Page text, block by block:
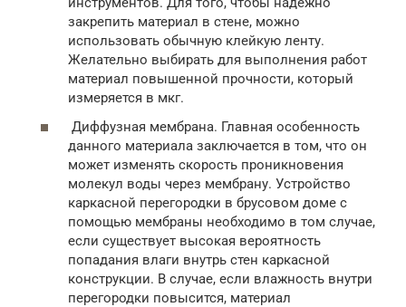
закрепить материал в стене, можно
использовать обычную клейкую ленту.
Желательно выбирать для выполнения работ
материал повышенной прочности, который
измеряется в мкг.
Диффузная мембрана. Главная особенность
данного материала заключается в том, что он
может изменять скорость проникновения
молекул воды через мембрану. Устройство
каркасной перегородки в брусовом доме с
помощью мембраны необходимо в том случае,
если существует высокая вероятность
попадания влаги внутрь стен каркасной
конструкции. В случае, если влажность внутри
перегородки повысится, материал